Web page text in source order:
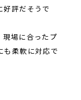
好評だそうで
現場に合ったプ
も柔軟に対応で